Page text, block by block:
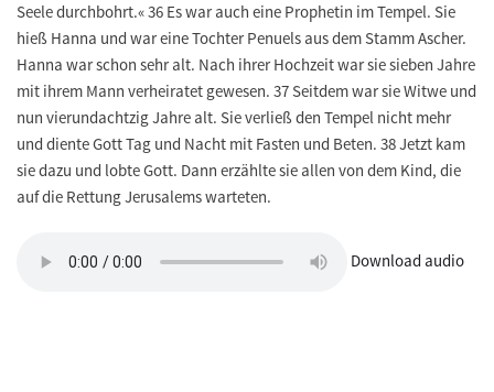
Seele durchbohrt.« 36 Es war auch eine Prophetin im Tempel. Sie
hieß Hanna und war eine Tochter Penuels aus dem Stamm Ascher.
Hanna war schon sehr alt. Nach ihrer Hochzeit war sie sieben Jahre
mit ihrem Mann verheiratet gewesen. 37 Seitdem war sie Witwe und
nun vierundachtzig Jahre alt. Sie verließ den Tempel nicht mehr
und diente Gott Tag und Nacht mit Fasten und Beten. 38 Jetzt kam
sie dazu und lobte Gott. Dann erzählte sie allen von dem Kind, die
auf die Rettung Jerusalems warteten.
Download audio